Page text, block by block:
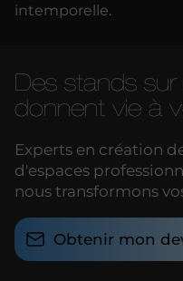
intemporelle.
Des stands
donnent vie à
Experts en création
d'espaces
nous transformons
Obtenir mon